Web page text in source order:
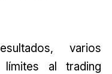
varios
límites al trading